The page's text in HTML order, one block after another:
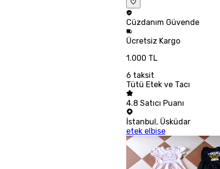
Cüzdanım Güvende
Ücretsiz Kargo
1.000 TL
6 taksit
Tütü Etek ve Tacı
4.8 Satıcı Puanı
İstanbul, Üsküdar
etek elbise